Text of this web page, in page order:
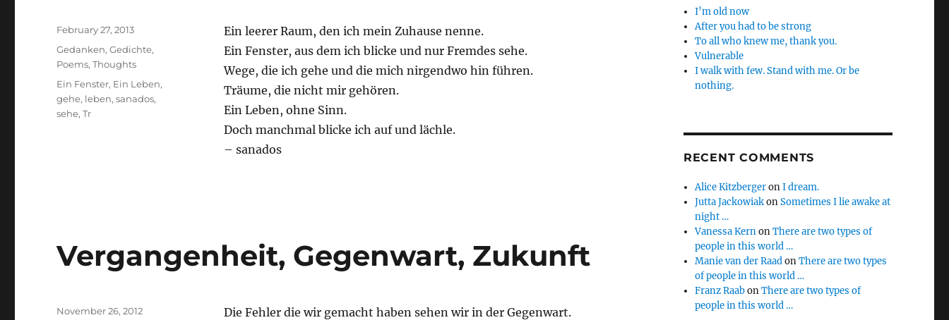
Ein leerer Raum, den ich mein Zuhause nenne.
Ein Fenster, aus dem ich blicke und nur Fremdes sehe.
Wege, die ich gehe und die mich nirgendwo hin führen.
Träume, die nicht mir gehören.
Ein Leben, ohne Sinn.
Doch manchmal blicke ich auf und lächle.
– sanados
Posted
February 27, 2013
Categories
Gedanken,Gedichte,
Poems,Thoughts
Tags
Ein Fenster, Ein Leben,
gehe, leben,sanados,
sehe,Tr
Vergangenheit, Gegenwart, Zukunft
Die Fehler die wir gemacht haben sehen wir in der Gegenwart.
Posted
November 26, 2012
I’m old now
After you had to be strong
To all who knew me, thank you.
Vulnerable
I walk with few. Stand with me. Or be
nothing.
RECENT COMMENTS
Alice KitzbergeronI dream.
Jutta JackowiakonSometimes I lie awake at
night …
Vanessa KernonThere are two types of
people in this world …
Manie van der RaadonThere are two types
of people in this world …
Franz RaabonThere are two types of
people in this world …